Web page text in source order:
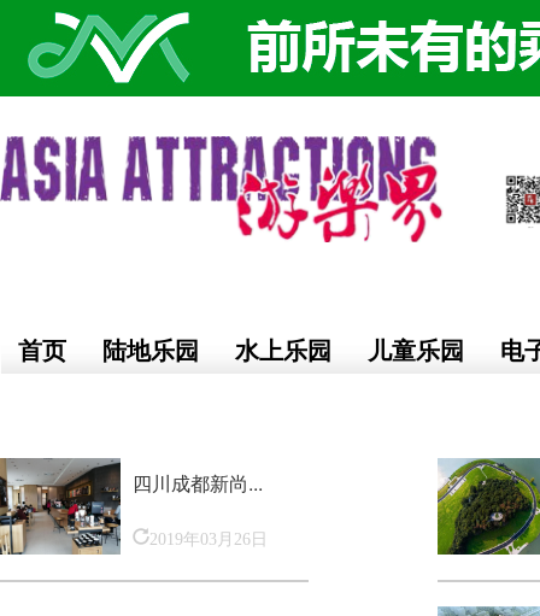
首页 陆地乐园 水上乐园 儿童乐园 电
四川成都新尚...
2019年03月26日